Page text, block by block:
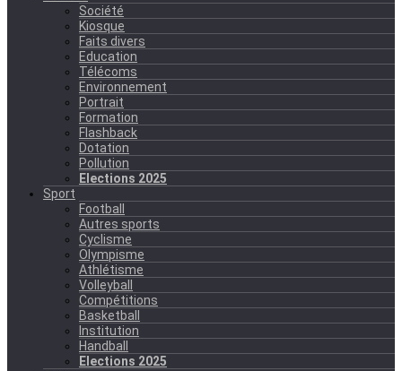
Société
Kiosque
Faits divers
Education
Télécoms
Environnement
Portrait
Formation
Flashback
Dotation
Pollution
Elections 2025
Sport
Football
Autres sports
Cyclisme
Olympisme
Athlétisme
Volleyball
Compétitions
Basketball
Institution
Handball
Elections 2025